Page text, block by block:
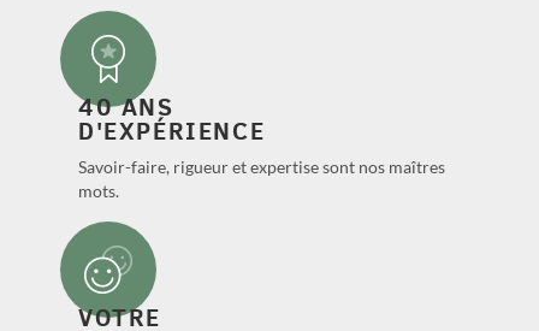
40 ANS
D'EXPÉRIENCE
Savoir-faire, rigueur et expertise sont nos maîtres
mots.
VOTRE